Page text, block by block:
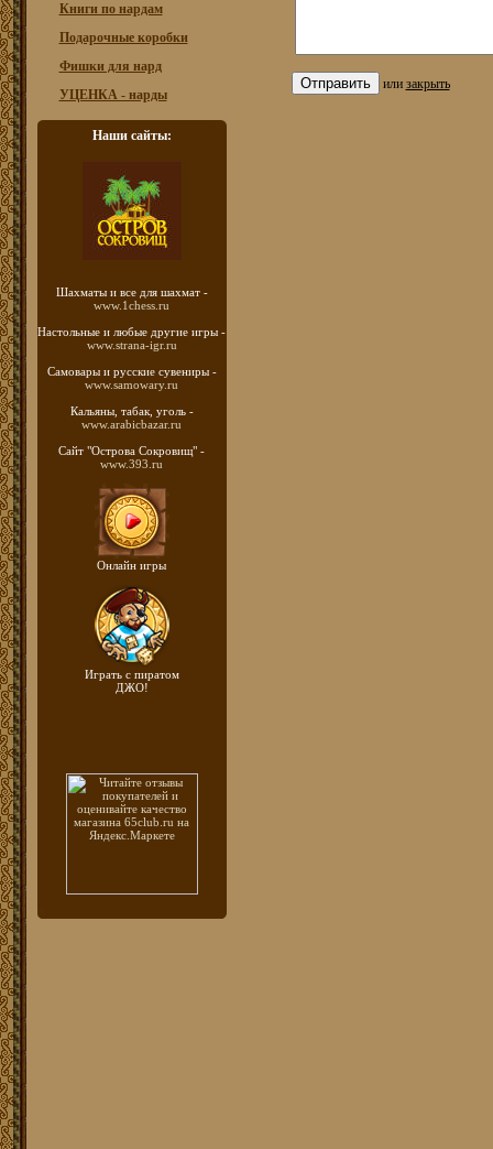
Книги по нардам
Подарочные коробки
Фишки для нард
УЦЕНКА - нарды
Наши сайты:
Шахматы и все для шахмат -
www.1chess.ru
Настольные и любые другие игры -
www.strana-igr.ru
Самовары и русские сувениры -
www.samowary.ru
Кальяны, табак, уголь -
www.arabicbazar.ru
Сайт "Острова Сокровищ" -
www.393.ru
Онлайн игры
Играть с пиратом
ДЖО!
или закрыть